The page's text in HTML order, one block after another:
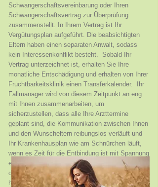
Schwangerschaftsvereinbarung oder Ihren
Schwangerschaftsvertrag zur Überprüfung
zusammenstellt. In Ihrem Vertrag ist Ihr
Vergütungsplan aufgeführt. Die beabsichtigten
Eltern haben einen separaten Anwalt, sodass
kein Interessenkonflikt besteht. ​ Sobald Ihr
Vertrag unterzeichnet ist, erhalten Sie Ihre
monatliche Entschädigung und erhalten von Ihrer
Fruchtbarkeitsklinik einen Transferkalender. ​ Ihr
Fallmanager wird von diesem Zeitpunkt an eng
mit Ihnen zusammenarbeiten, um
sicherzustellen, dass alle Ihre Arzttermine
geplant sind, die Kommunikation zwischen Ihnen
und den Wunscheltern reibungslos verläuft und
Ihr Krankenhausplan wie am Schnürchen läuft,
wenn es Zeit für die Entbindung ist mit Spannung
erwartetes Bündel voller Freude. ​ Lassen Sie uns
die Arbeit für Sie erledigen. Wenn Sie Fragen
haben, kontaktieren Sie uns bitte.